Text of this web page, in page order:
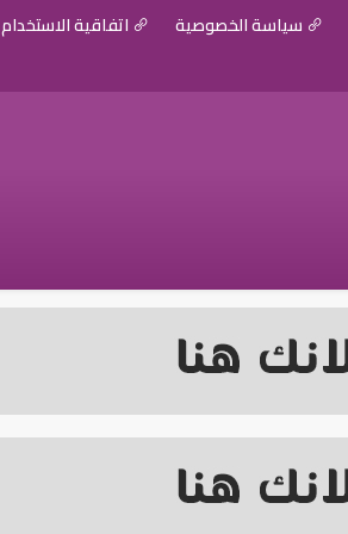
سياسة الخصوصية اتفاقية الاستخدام